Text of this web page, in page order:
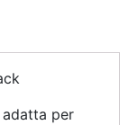
adatta per